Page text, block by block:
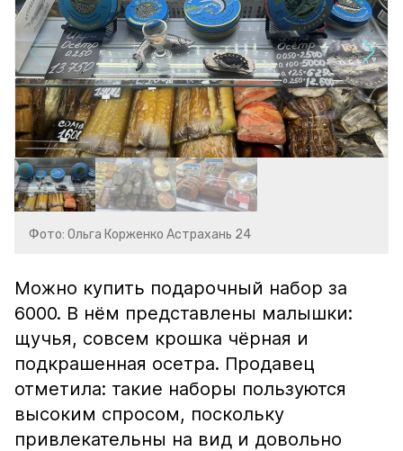
Фото: Ольга Корженко Астрахань 24
Можно купить подарочный набор за
6000. В нём представлены малышки:
щучья, совсем крошка чёрная и
подкрашенная осетра. Продавец
отметила: такие наборы пользуются
высоким спросом, поскольку
привлекательны на вид и довольно